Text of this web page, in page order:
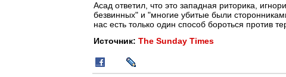
Асад ответил, что это западная риторика,
безвинных" и "многие убитые были
нас есть только один способ бороться против
Источник: The Sunday Times